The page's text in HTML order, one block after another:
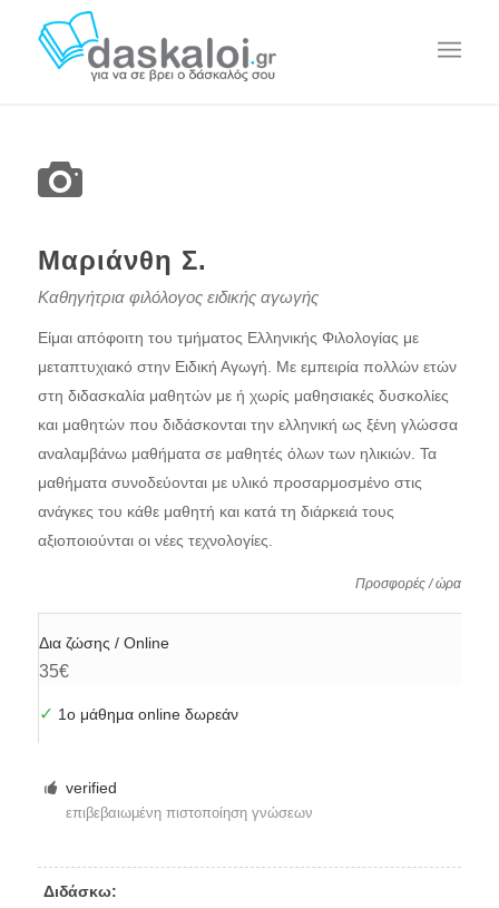
Μαριάνθη Σ.
Καθηγήτρια φιλόλογος ειδικής αγωγής
Είμαι απόφοιτη του τμήματος Ελληνικής Φιλολογίας με
μεταπτυχιακό στην Ειδική Αγωγή. Με εμπειρία πολλών ετών
στη διδασκαλία μαθητών με ή χωρίς μαθησιακές δυσκολίες
και μαθητών που διδάσκονται την ελληνική ως ξένη γλώσσα
αναλαμβάνω μαθήματα σε μαθητές όλων των ηλικιών. Τα
μαθήματα συνοδεύονται με υλικό προσαρμοσμένο στις
ανάγκες του κάθε μαθητή και κατά τη διάρκειά τους
αξιοποιούνται οι νέες τεχνολογίες.
Προσφορές / ώρα
Δια ζώσης / Online
35€
✓ 1ο μάθημα online δωρεάν
verified
επιβεβαιωμένη πιστοποίηση γνώσεων
Διδάσκω: